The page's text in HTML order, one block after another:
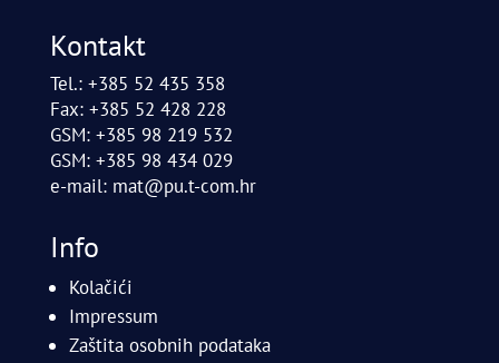
Kontakt
Tel.: +385 52 435 358
Fax: +385 52 428 228
GSM: +385 98 219 532
GSM: +385 98 434 029
e-mail: mat@pu.t-com.hr
Info
Kolačići
Impressum
Zaštita osobnih podataka